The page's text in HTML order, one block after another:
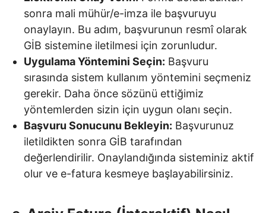
sonra mali mühür/e-imza ile başvuruyu
onaylayın. Bu adım, başvurunun resmî olarak
GİB sistemine iletilmesi için zorunludur.
Uygulama Yöntemini Seçin: Başvuru
sırasında sistem kullanım yöntemini seçmeniz
gerekir. Daha önce sözünü ettiğimiz
yöntemlerden sizin için uygun olanı seçin.
Başvuru Sonucunu Bekleyin: Başvurunuz
iletildikten sonra GİB tarafından
değerlendirilir. Onaylandığında sisteminiz aktif
olur ve e-fatura kesmeye başlayabilirsiniz.